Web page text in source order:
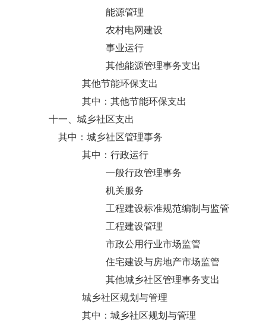
能源管理
农村电网建设
事业运行
其他能源管理事务支出
其他节能环保支出
其中：其他节能环保支出
十一、城乡社区支出
其中：城乡社区管理事务
其中：行政运行
一般行政管理事务
机关服务
工程建设标准规范编制与监管
工程建设管理
市政公用行业市场监管
住宅建设与房地产市场监管
其他城乡社区管理事务支出
城乡社区规划与管理
其中：城乡社区规划与管理